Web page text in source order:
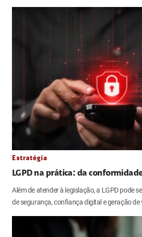
Estratégia
LGPD na prática: da
Além de atender à legislação, a LGPD pode
de segurança, confiança digital e geração de